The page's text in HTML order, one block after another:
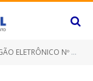
DE EMPRESA ESPECIALIZADA PARA PRESTAÇÃO DE SERVIÇOS DE TRANSPORTE ESCOLAR PARA ALUNOS EM ZONEAMENTO RURAL DA REDE MUNICIPAL E ESTADUAL DE ENSINO)